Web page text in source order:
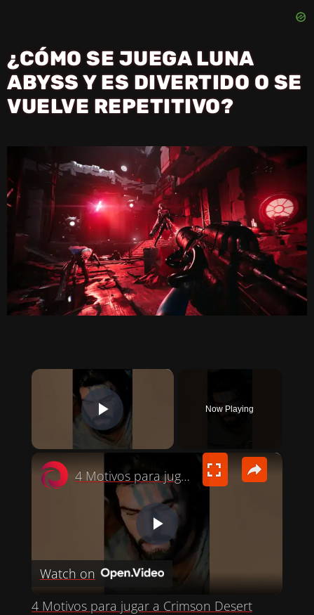
¿CÓMO SE JUEGA LUNA
ABYSS Y ES DIVERTIDO O SE
VUELVE REPETITIVO?
×
PLAY VIDEO
Now Playing
×
P
4 Motivos para jugar a Crimson Desert ¿Vale la pena? #gaming
Watch on
4 Motivos para jugar a Crimson Desert